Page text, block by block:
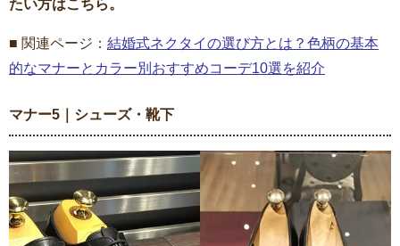
たい方はこちら。
■ 関連ページ： 結婚式ネクタイの選び方とは？色柄の基本
的なマナーとカラー別おすすめコーデ10選を紹介
マナー5｜シューズ・靴下